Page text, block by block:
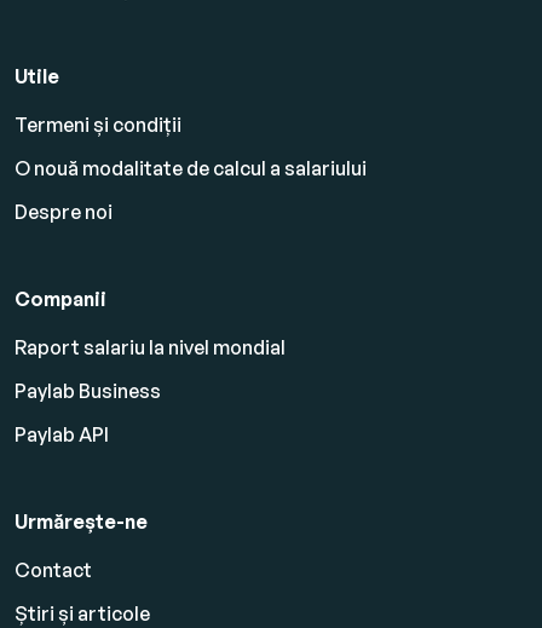
Utile
Termeni și condiții
O nouă modalitate de calcul a salariului
Despre noi
Companii
Raport salariu la nivel mondial
Paylab Business
Paylab API
Urmărește-ne
Contact
Știri și articole